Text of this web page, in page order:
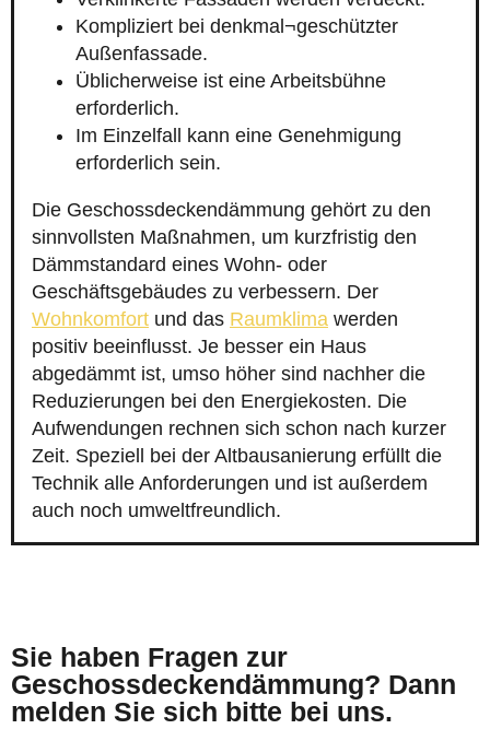
Kompliziert bei denkmal¬geschützter
Außenfassade.
Üblicherweise ist eine Arbeitsbühne
erforderlich.
Im Einzelfall kann eine Genehmigung
erforderlich sein.
Die Geschossdeckendämmung gehört zu den
sinnvollsten Maßnahmen, um kurzfristig den
Dämmstandard eines Wohn- oder
Geschäftsgebäudes zu verbessern. Der
Wohnkomfort und das Raumklima werden
positiv beeinflusst. Je besser ein Haus
abgedämmt ist, umso höher sind nachher die
Reduzierungen bei den Energiekosten. Die
Aufwendungen rechnen sich schon nach kurzer
Zeit. Speziell bei der Altbausanierung erfüllt die
Technik alle Anforderungen und ist außerdem
auch noch umweltfreundlich.
Sie haben Fragen zur
Geschossdeckendämmung? Dann
melden Sie sich bitte bei uns.